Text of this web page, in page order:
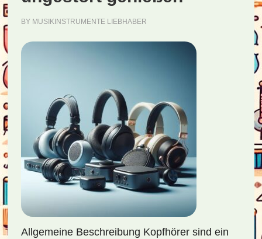
BY MUSIKINSTRUMENTE LIEBHABER
Allgemeine Beschreibung Kopfhörer sind ein